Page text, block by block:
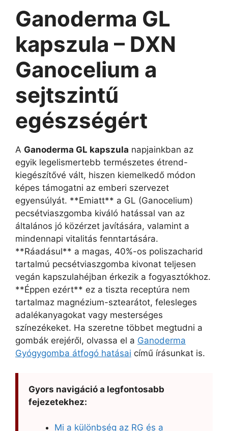
Ganoderma GL
kapszula – DXN
Ganocelium a
sejtszintű
egészségért
A Ganoderma GL kapszula napjainkban az
egyik legelismertebb természetes étrend-
kiegészítővé vált, hiszen kiemelkedő módon
képes támogatni az emberi szervezet
egyensúlyát. **Emiatt** a GL (Ganocelium)
pecsétviaszgomba kiváló hatással van az
általános jó közérzet javítására, valamint a
mindennapi vitalitás fenntartására.
**Ráadásul** a magas, 40%-os poliszacharid
tartalmú pecsétviaszgomba kivonat teljesen
vegán kapszulahéjban érkezik a fogyasztókhoz.
**Éppen ezért** ez a tiszta receptúra nem
tartalmaz magnézium-sztearátot, felesleges
adalékanyagokat vagy mesterséges
színezékeket. Ha szeretne többet megtudni a
gombák erejéről, olvassa el a Ganoderma
Gyógygomba átfogó hatásai című írásunkat is.
Gyors navigáció a legfontosabb
fejezetekhez:
Mi a különbség az RG és a